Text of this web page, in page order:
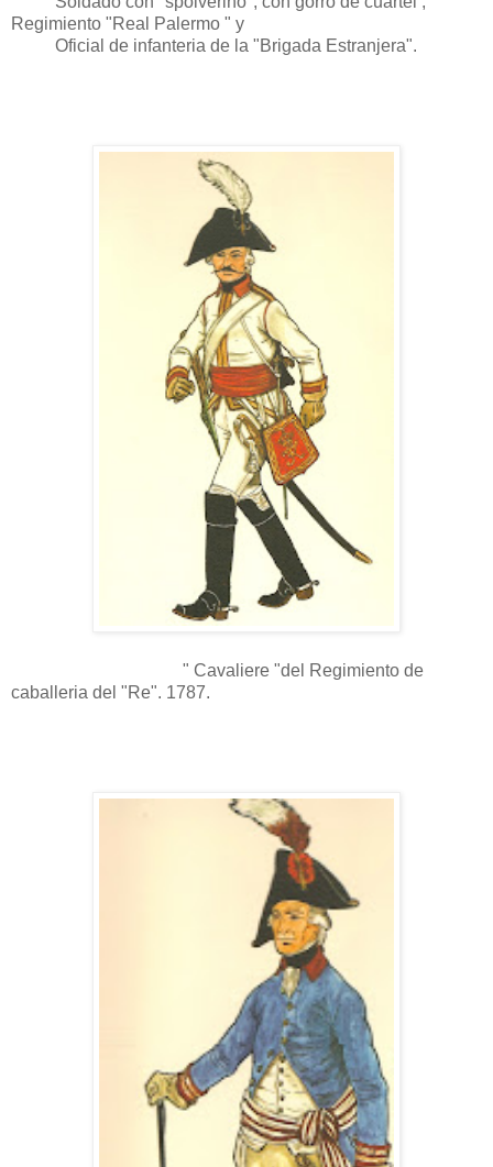
Regimiento "Real Palermo " y
Oficial de infanteria de la "Brigada Estranjera".
" Cavaliere "del Regimiento de
caballeria del "Re". 1787.